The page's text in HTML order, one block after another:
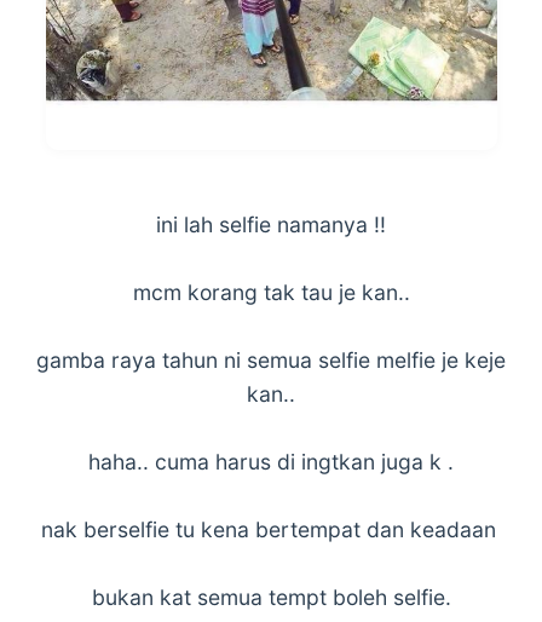
ini lah selfie namanya !!
mcm korang tak tau je kan..
gamba raya tahun ni semua selfie melfie je keje
kan..
haha.. cuma harus di ingtkan juga k .
nak berselfie tu kena bertempat dan keadaan
bukan kat semua tempt boleh selfie.